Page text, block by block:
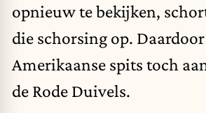
opnieuw te bekijken,
die schorsing op.
Amerikaanse spits toch
de Rode Duivels.